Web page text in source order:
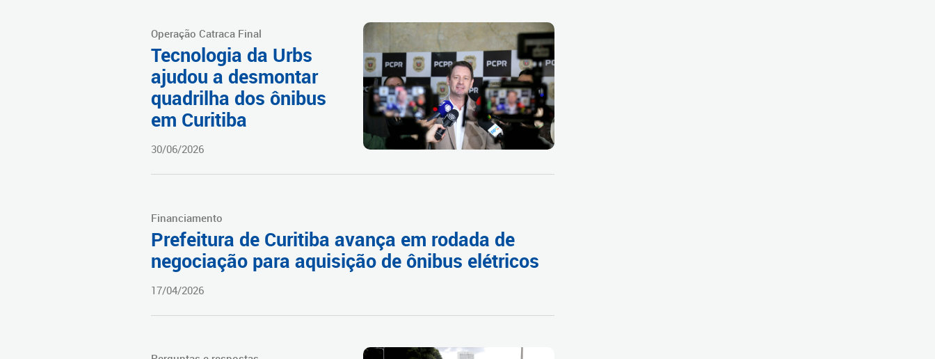
Operação Catraca Final
Tecnologia da Urbs
ajudou a desmontar
quadrilha dos ônibus
em Curitiba
30/06/2026
Financiamento
Prefeitura de Curitiba avança em rodada de
negociação para aquisição de ônibus elétricos
17/04/2026